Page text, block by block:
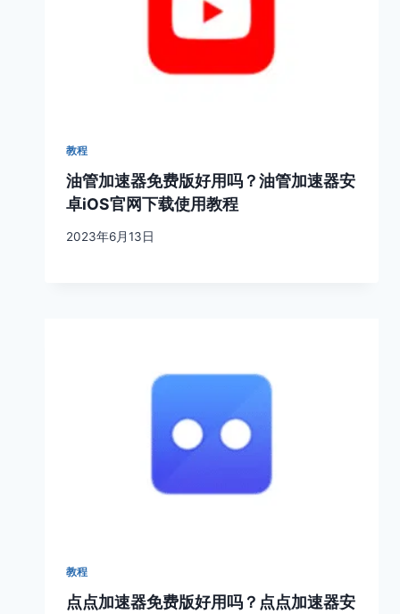
教程
油管加速器免费版好用吗？油管加速器安
卓iOS官网下载使用教程
2023年6月13日
教程
点点加速器免费版好用吗？点点加速器安